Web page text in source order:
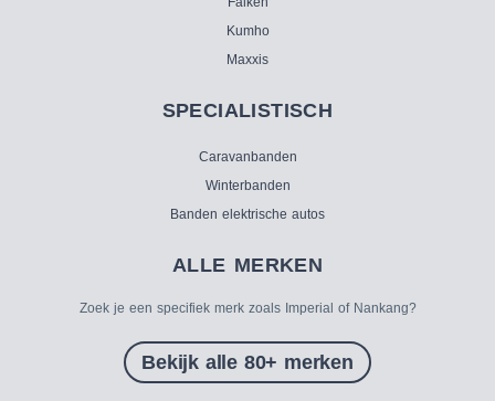
Kumho
Maxxis
SPECIALISTISCH
Caravanbanden
Winterbanden
Banden elektrische autos
ALLE MERKEN
Zoek je een specifiek merk zoals Imperial of Nankang?
Bekijk alle 80+ merken